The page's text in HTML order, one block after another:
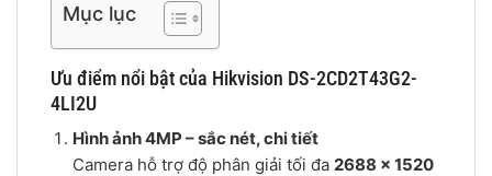
Mục lục
Ưu điểm nổi bật của Hikvision DS-2CD2T43G2-
4LI2U
Hình ảnh 4MP – sắc nét, chi tiết
Camera hỗ trợ độ phân giải tối đa 2688 × 1520